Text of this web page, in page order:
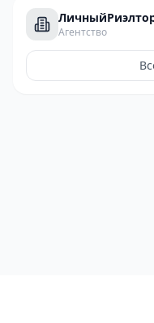
Агентство